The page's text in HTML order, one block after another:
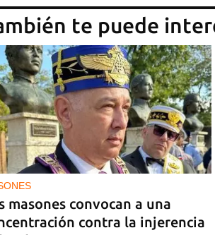
te puede
masones convocan a una
contra la injerencia